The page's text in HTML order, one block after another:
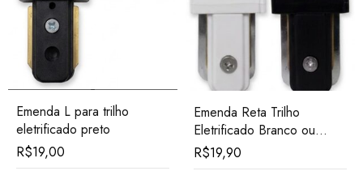
Emenda L para trilho
eletrificado preto
R$19,00
Emenda Reta Trilho
Eletrificado Branco ou
Preto
R$19,90